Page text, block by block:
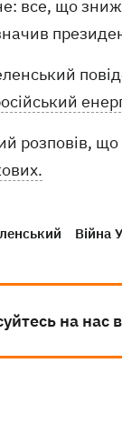
все, що
розповів, що
Війна
на нас